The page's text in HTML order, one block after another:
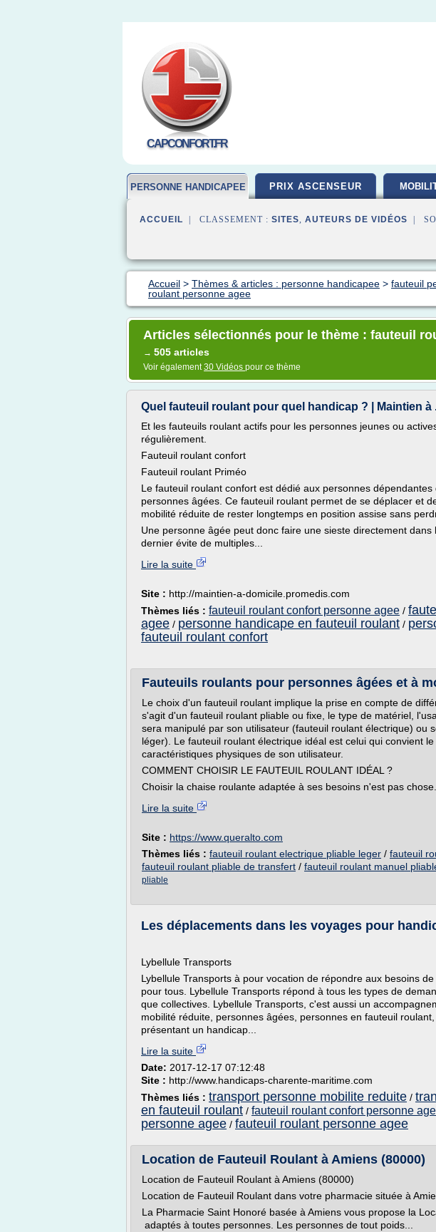
CAPCONFORT.FR
PERSONNE HANDICAPEE PRIX ASCENSEUR
ACCUEIL | CLASSEMENT : SITES, AUTEURS DE VIDÉOS |
Accueil > Thèmes & articles : personne handicapee > fauteuil
roulant personne agee
Articles sélectionnés pour le thème : fauteuil
→ 505 articles
Voir également30 Vidéos pour ce thème
Quel fauteuil roulant pour quel handicap ? | Maintien à
Et les fauteuils roulant actifs pour les personnes jeunes ou
régulièrement.
Fauteuil roulant confort
Fauteuil roulant Priméo
Le fauteuil roulant confort est dédié aux personnes
personnes âgées. Ce fauteuil roulant permet de se déplacer et
mobilité réduite de rester longtemps en position assise sans
Une personne âgée peut donc faire une sieste directement
dernier évite de multiples...
Lire la suite
Site : http://maintien-a-domicile.promedis.com
Thèmes liés : fauteuil roulant confort personne agee /
agee / personne handicape en fauteuil roulant /
fauteuil roulant confort
Fauteuils roulants pour personnes âgées et à
Le choix d'un fauteuil roulant implique la prise en compte de
s'agit d'un fauteuil roulant pliable ou fixe, le type de matériel,
sera manipulé par son utilisateur (fauteuil roulant électrique) ou
léger). Le fauteuil roulant électrique idéal est celui qui convient
caractéristiques physiques de son utilisateur.
COMMENT CHOISIR LE FAUTEUIL ROULANT IDÉAL ?
Choisir la chaise roulante adaptée à ses besoins n'est pas chose...
Lire la suite
Site : https://www.queralto.com
Thèmes liés : fauteuil roulant electrique pliable leger / fauteuil
fauteuil roulant pliable de transfert / fauteuil roulant manuel
pliable
Les déplacements dans les voyages pour
Lybellule Transports
Lybellule Transports à pour vocation de répondre aux besoins
pour tous. Lybellule Transports répond à tous les types de
que collectives. Lybellule Transports, c'est aussi un
mobilité réduite, personnes âgées, personnes en fauteuil
présentant un handicap...
Lire la suite
Date: 2017-12-17 07:12:48
Site : http://www.handicaps-charente-maritime.com
Thèmes liés : transport personne mobilite reduite /
en fauteuil roulant / fauteuil roulant confort personne
personne agee / fauteuil roulant personne agee
Location de Fauteuil Roulant à Amiens (80000)
Location de Fauteuil Roulant à Amiens (80000)
Location de Fauteuil Roulant dans votre pharmacie située à
La Pharmacie Saint Honoré basée à Amiens vous propose la
adaptés à toutes personnes. Les personnes de tout poids...